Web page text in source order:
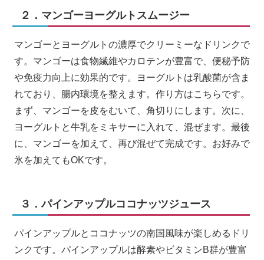
２．マンゴーヨーグルトスムージー
マンゴーとヨーグルトの濃厚でクリーミーなドリンクで
す。マンゴーは食物繊維やカロテンが豊富で、便秘予防
や免疫力向上に効果的です。ヨーグルトは乳酸菌が含ま
れており、腸内環境を整えます。作り方はこちらです。
まず、マンゴーを皮をむいて、角切りにします。次に、
ヨーグルトと牛乳をミキサーに入れて、混ぜます。最後
に、マンゴーを加えて、再び混ぜて完成です。お好みで
氷を加えてもOKです。
３．パインアップルココナッツジュース
パインアップルとココナッツの南国風味が楽しめるドリ
ンクです。パインアップルは酵素やビタミンB群が豊富